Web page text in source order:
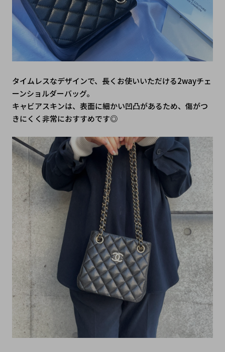
タイムレスなデザインで、長くお使いいただける2wayチェ
ーンショルダーバッグ。
キャビアスキンは、表面に細かい凹凸があるため、傷がつ
きにくく非常におすすめです◎